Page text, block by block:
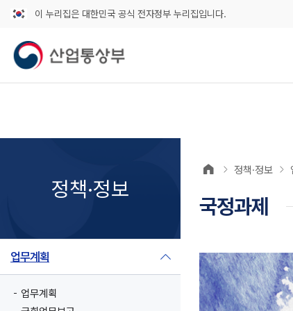
이 누리집은 대한민국 공식 전자정부 누리집입니다.
정책·정보
업무계획
업무계획
정책·정보
국정과제